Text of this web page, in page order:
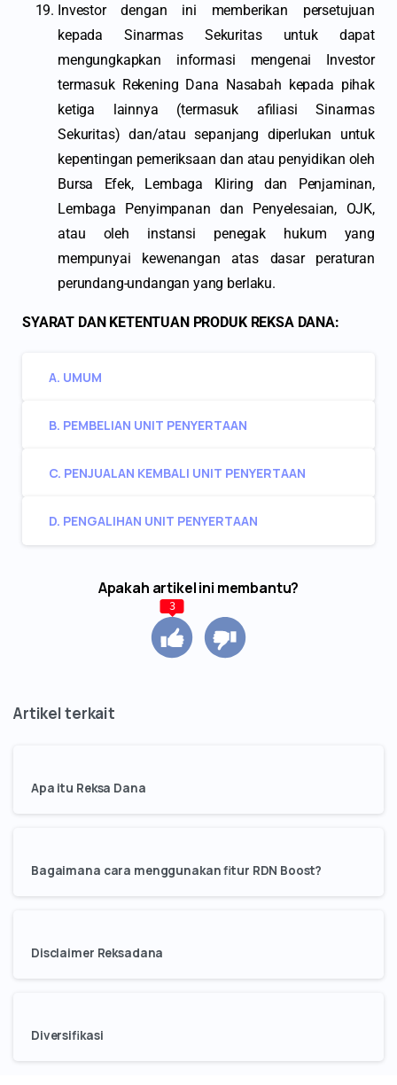
Investor dengan ini memberikan persetujuan
kepada Sinarmas Sekuritas untuk dapat
mengungkapkan informasi mengenai Investor
termasuk Rekening Dana Nasabah kepada pihak
ketiga lainnya (termasuk afiliasi Sinarmas
Sekuritas) dan/atau sepanjang diperlukan untuk
kepentingan pemeriksaan dan atau penyidikan oleh
Bursa Efek, Lembaga Kliring dan Penjaminan,
Lembaga Penyimpanan dan Penyelesaian, OJK,
atau oleh instansi penegak hukum yang
mempunyai kewenangan atas dasar peraturan
perundang-undangan yang berlaku.
SYARAT DAN KETENTUAN PRODUK REKSA DANA:
A. UMUM
B. PEMBELIAN UNIT PENYERTAAN
C. PENJUALAN KEMBALI UNIT PENYERTAAN
D. PENGALIHAN UNIT PENYERTAAN
Apakah artikel ini membantu?
3
Apa itu Reksa Dana
Bagaimana cara menggunakan fitur RDN Boost?
Disclaimer Reksadana
Diversifikasi